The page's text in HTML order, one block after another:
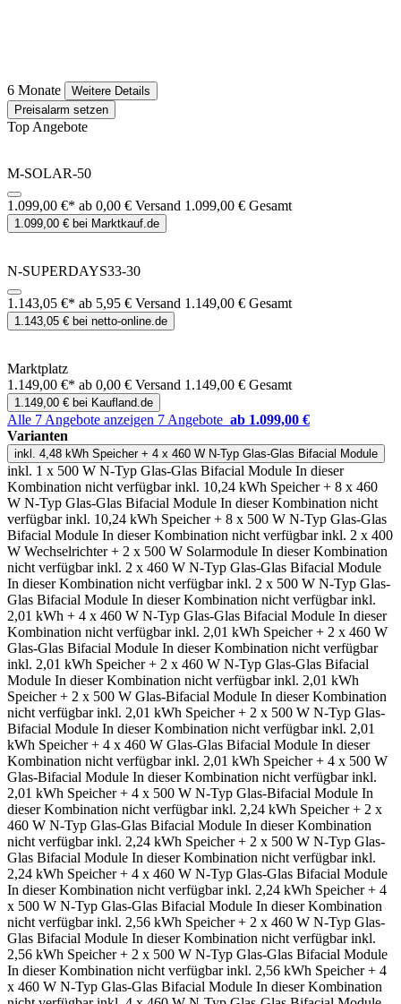
6 Monate
Weitere Details
Preisalarm setzen
Top Angebote
M-SOLAR-50
1.099,00 €* ab 0,00 € Versand 1.099,00 € Gesamt
1.099,00 € bei Marktkauf.de
N-SUPERDAYS33-30
1.143,05 €* ab 5,95 € Versand 1.149,00 € Gesamt
1.143,05 € bei netto-online.de
Marktplatz
1.149,00 €* ab 0,00 € Versand 1.149,00 € Gesamt
1.149,00 € bei Kaufland.de
Alle 7 Angebote anzeigen 7 Angebote ab 1.099,00 €
Varianten
inkl. 4,48 kWh Speicher + 4 x 460 W N-Typ Glas-Glas Bifacial Module
inkl. 1 x 500 W N-Typ Glas-Glas Bifacial Module In dieser
Kombination nicht verfügbar inkl. 10,24 kWh Speicher + 8 x 460
W N-Typ Glas-Glas Bifacial Module In dieser Kombination nicht
verfügbar inkl. 10,24 kWh Speicher + 8 x 500 W N-Typ Glas-Glas
Bifacial Module In dieser Kombination nicht verfügbar inkl. 2 x 400
W Wechselrichter + 2 x 500 W Solarmodule In dieser Kombination
nicht verfügbar inkl. 2 x 460 W N-Typ Glas-Glas Bifacial Module
In dieser Kombination nicht verfügbar inkl. 2 x 500 W N-Typ Glas-
Glas Bifacial Module In dieser Kombination nicht verfügbar inkl.
2,01 kWh + 4 x 460 W N-Typ Glas-Glas Bifacial Module In dieser
Kombination nicht verfügbar inkl. 2,01 kWh Speicher + 2 x 460 W
Glas-Glas Bifacial Module In dieser Kombination nicht verfügbar
inkl. 2,01 kWh Speicher + 2 x 460 W N-Typ Glas-Glas Bifacial
Module In dieser Kombination nicht verfügbar inkl. 2,01 kWh
Speicher + 2 x 500 W Glas-Bifacial Module In dieser Kombination
nicht verfügbar inkl. 2,01 kWh Speicher + 2 x 500 W N-Typ Glas-
Bifacial Module In dieser Kombination nicht verfügbar inkl. 2,01
kWh Speicher + 4 x 460 W Glas-Glas Bifacial Module In dieser
Kombination nicht verfügbar inkl. 2,01 kWh Speicher + 4 x 500 W
Glas-Bifacial Module In dieser Kombination nicht verfügbar inkl.
2,01 kWh Speicher + 4 x 500 W N-Typ Glas-Bifacial Module In
dieser Kombination nicht verfügbar inkl. 2,24 kWh Speicher + 2 x
460 W N-Typ Glas-Glas Bifacial Module In dieser Kombination
nicht verfügbar inkl. 2,24 kWh Speicher + 2 x 500 W N-Typ Glas-
Glas Bifacial Module In dieser Kombination nicht verfügbar inkl.
2,24 kWh Speicher + 4 x 460 W N-Typ Glas-Glas Bifacial Module
In dieser Kombination nicht verfügbar inkl. 2,24 kWh Speicher + 4
x 500 W N-Typ Glas-Glas Bifacial Module In dieser Kombination
nicht verfügbar inkl. 2,56 kWh Speicher + 2 x 460 W N-Typ Glas-
Glas Bifacial Module In dieser Kombination nicht verfügbar inkl.
2,56 kWh Speicher + 2 x 500 W N-Typ Glas-Glas Bifacial Module
In dieser Kombination nicht verfügbar inkl. 2,56 kWh Speicher + 4
x 460 W N-Typ Glas-Glas Bifacial Module In dieser Kombination